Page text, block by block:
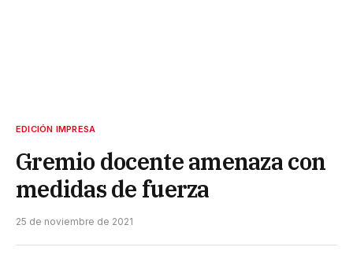
EDICIÓN IMPRESA
Gremio docente amenaza con
medidas de fuerza
25 de noviembre de 2021